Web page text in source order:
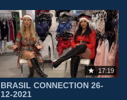
17:19
BRASIL CONNECTION 26-
12-2021